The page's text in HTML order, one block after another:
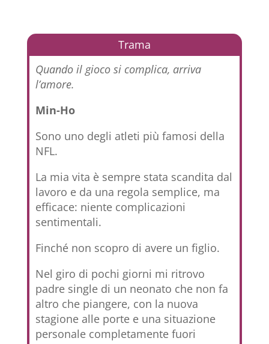
Trama
Quando il gioco si complica, arriva
l’amore.
Min-Ho
Sono uno degli atleti più famosi della
NFL.
La mia vita è sempre stata scandita dal
lavoro e da una regola semplice, ma
efficace: niente complicazioni
sentimentali.
Finché non scopro di avere un figlio.
Nel giro di pochi giorni mi ritrovo
padre single di un neonato che non fa
altro che piangere, con la nuova
stagione alle porte e una situazione
personale completamente fuori